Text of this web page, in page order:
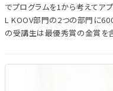
でプログラムを1から考えてア
L KOOV部門の2つの部門に
の受講生は最優秀賞の金賞を